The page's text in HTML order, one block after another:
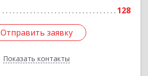
128
Отправить заявку
Показать контакты
Отправить заявку
Назад